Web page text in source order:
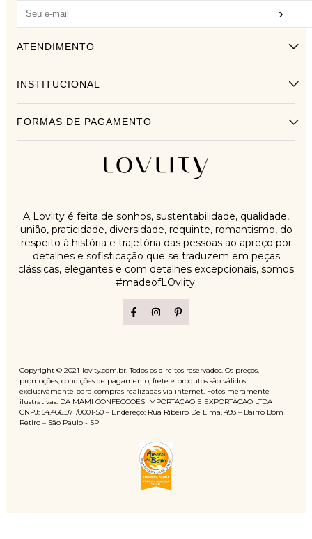
›
ATENDIMENTO
INSTITUCIONAL
FORMAS DE PAGAMENTO
A Lovlity é feita de sonhos, sustentabilidade, qualidade,
união, praticidade, diversidade, requinte, romantismo, do
respeito à história e trajetória das pessoas ao apreço por
detalhes e sofisticação que se traduzem em peças
clássicas, elegantes e com detalhes excepcionais, somos
#madeofLOvlity.
Copyright © 2021-lovity.com.br. Todos os direitos reservados. Os preços,
promoções, condições de pagamento, frete e produtos são válidos
exclusivamente para compras realizadas via internet. Fotos meramente
ilustrativas. DA MAMI CONFECCOES IMPORTACAO E EXPORTACAO LTDA
CNPJ: 54.466.971/0001-50 – Endereço: Rua Ribeiro De Lima, 493 – Bairro Bom
Retiro – São Paulo - SP